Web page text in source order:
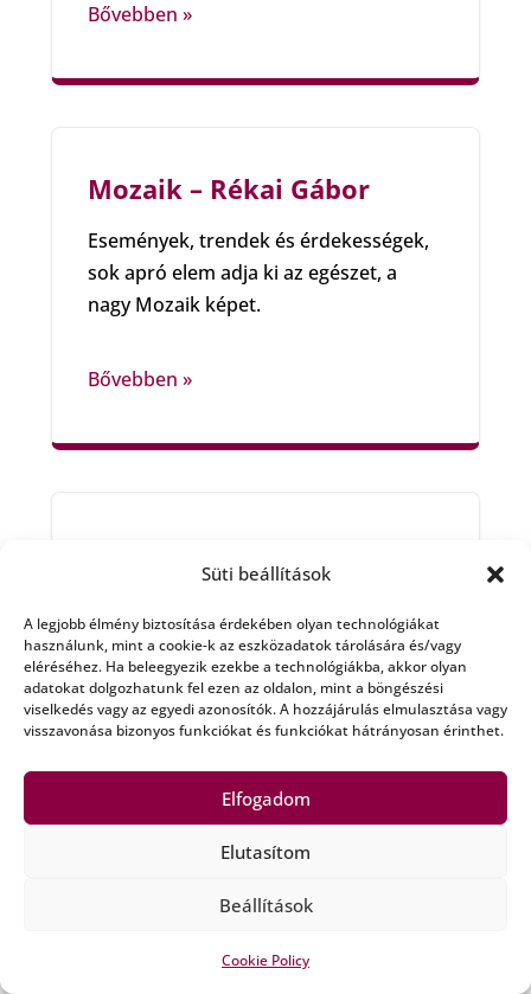
Süti beállítások
A legjobb élmény biztosítása érdekében olyan technológiákat
használunk, mint a cookie-k az eszközadatok tárolására és/vagy
eléréséhez. Ha beleegyezik ezekbe a technológiákba, akkor olyan
adatokat dolgozhatunk fel ezen az oldalon, mint a böngészési
viselkedés vagy az egyedi azonosítók. A hozzájárulás elmulasztása vagy
visszavonása bizonyos funkciókat és funkciókat hátrányosan érinthet.
Elfogadom
Elutasítom
Beállítások
Cookie Policy
Bővebben »
Mozaik – Rékai Gábor
Események, trendek és érdekességek,
sok apró elem adja ki az egészet, a
nagy Mozaik képet.
Bővebben »
Minden, ami mozi. Tartsanak velem!
Bővebben »
– Fodor János
A Rádió Bézs munkatársai közelről.